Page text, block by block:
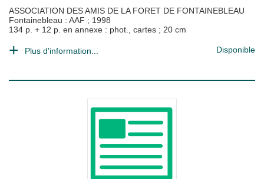
ASSOCIATION DES AMIS DE LA FORET DE FONTAINEBLEAU
Fontainebleau : AAF ; 1998
134 p. + 12 p. en annexe : phot., cartes ; 20 cm
Plus d'information... Disponible